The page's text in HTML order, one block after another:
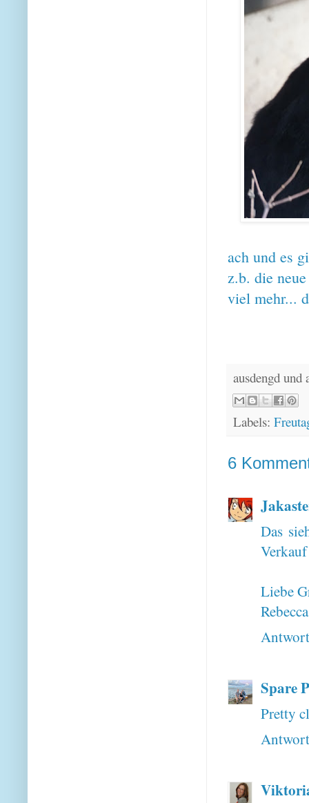
ach und es
z.b. die
viel mehr...
ausdengd
Labels:
6
Das
Liebe
Rebecca
Spare
Pretty